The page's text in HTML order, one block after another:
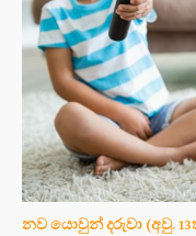
නව යොවුන් දරුවා (අවු.